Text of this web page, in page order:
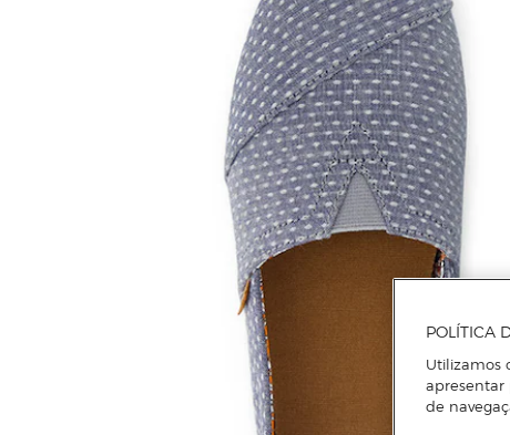
POLÍTICA
Utilizamos
apresentar
de